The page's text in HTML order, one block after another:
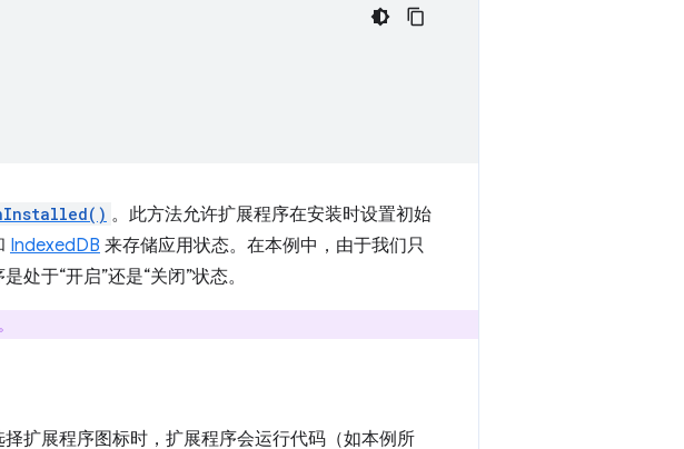
。此方法允许扩展程序在安装时设置初始
IndexedDB 来存储应用状态。在本例中，由于我们只
处于“开启”还是“关闭”状态。
扩展程序图标时，扩展程序会运行代码（如本例所